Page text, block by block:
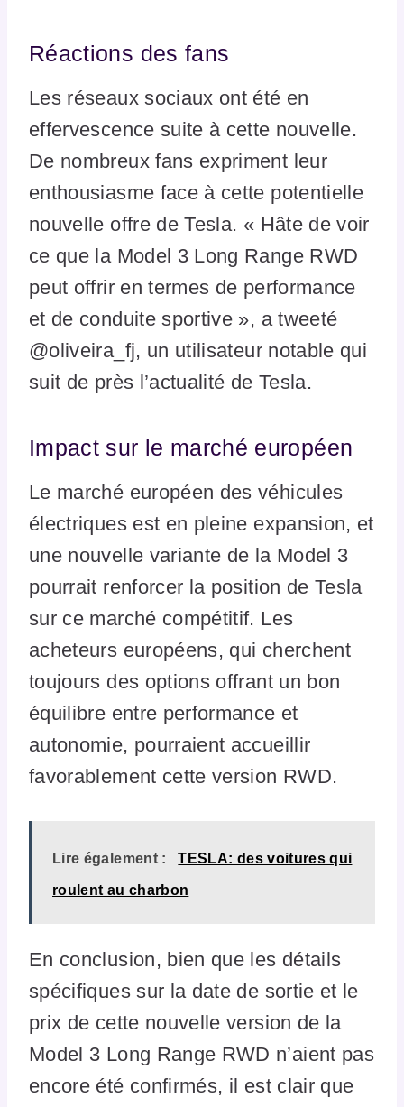
Réactions des fans
Les réseaux sociaux ont été en
effervescence suite à cette nouvelle.
De nombreux fans expriment leur
enthousiasme face à cette potentielle
nouvelle offre de Tesla. « Hâte de voir
ce que la Model 3 Long Range RWD
peut offrir en termes de performance
et de conduite sportive », a tweeté
@oliveira_fj, un utilisateur notable qui
suit de près l’actualité de Tesla.
Impact sur le marché européen
Le marché européen des véhicules
électriques est en pleine expansion, et
une nouvelle variante de la Model 3
pourrait renforcer la position de Tesla
sur ce marché compétitif. Les
acheteurs européens, qui cherchent
toujours des options offrant un bon
équilibre entre performance et
autonomie, pourraient accueillir
favorablement cette version RWD.
Lire également : TESLA: des voitures qui
roulent au charbon
En conclusion, bien que les détails
spécifiques sur la date de sortie et le
prix de cette nouvelle version de la
Model 3 Long Range RWD n’aient pas
encore été confirmés, il est clair que